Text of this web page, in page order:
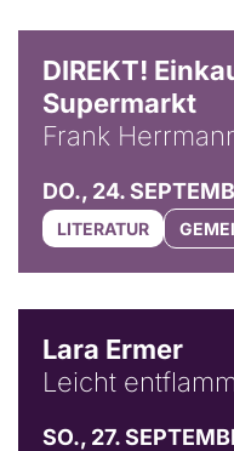
DIREKT!
Supermarkt
Frank
DO., 24.
LITERATUR
Lara Ermer
Leicht
SO., 27.